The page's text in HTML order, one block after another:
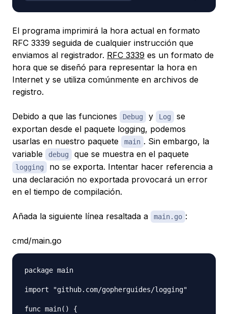
El programa imprimirá la hora actual en formato
RFC 3339 seguida de cualquier instrucción que
enviamos al registrador. RFC 3339 es un formato de
hora que se diseñó para representar la hora en
Internet y se utiliza comúnmente en archivos de
registro.
Debido a que las funciones Debug y Log
se
exportan desde el paquete logging, podemos
usarlas en nuestro paquete
main . Sin embargo, la
variable
debug que se muestra en el paquete
logging
no se exporta. Intentar hacer referencia a
una declaración no exportada provocará un error
en el tiempo de compilación.
Añada la siguiente línea resaltada a main.go :
cmd/main.go
package main
import "github.com/gopherguides/logging"
func main() {